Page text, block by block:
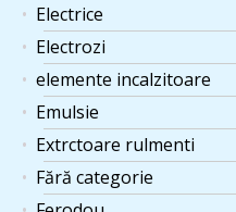
Electrice
Electrozi
elemente incalzitoare
Emulsie
Extrctoare rulmenti
Fără categorie